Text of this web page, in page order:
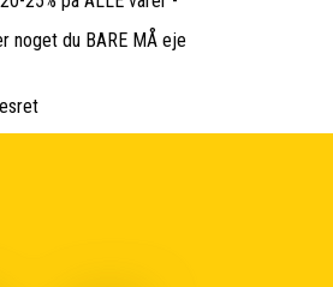
noget du BARE MÅ eje